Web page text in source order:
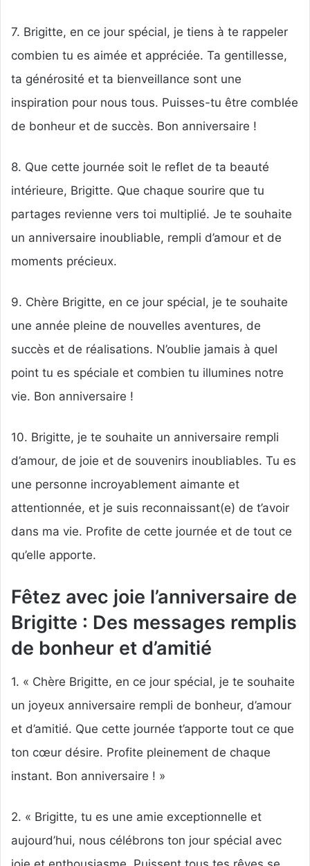
7. Brigitte, en ce jour spécial, je tiens à te rappeler
combien tu es aimée et appréciée. Ta gentillesse,
ta générosité et ta bienveillance sont une
inspiration pour nous tous. Puisses-tu être comblée
de bonheur et de succès. Bon anniversaire !
8. Que cette journée soit le reflet de ta beauté
intérieure, Brigitte. Que chaque sourire que tu
partages revienne vers toi multiplié. Je te souhaite
un anniversaire inoubliable, rempli d’amour et de
moments précieux.
9. Chère Brigitte, en ce jour spécial, je te souhaite
une année pleine de nouvelles aventures, de
succès et de réalisations. N’oublie jamais à quel
point tu es spéciale et combien tu illumines notre
vie. Bon anniversaire !
10. Brigitte, je te souhaite un anniversaire rempli
d’amour, de joie et de souvenirs inoubliables. Tu es
une personne incroyablement aimante et
attentionnée, et je suis reconnaissant(e) de t’avoir
dans ma vie. Profite de cette journée et de tout ce
qu’elle apporte.
Fêtez avec joie l’anniversaire de
Brigitte : Des messages remplis
de bonheur et d’amitié
1. « Chère Brigitte, en ce jour spécial, je te souhaite
un joyeux anniversaire rempli de bonheur, d’amour
et d’amitié. Que cette journée t’apporte tout ce que
ton cœur désire. Profite pleinement de chaque
instant. Bon anniversaire ! »
2. « Brigitte, tu es une amie exceptionnelle et
aujourd’hui, nous célébrons ton jour spécial avec